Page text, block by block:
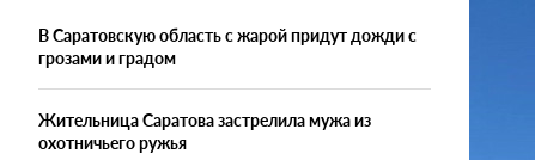
В Саратовскую область с жарой придут дожди с
грозами и градом
Жительница Саратова застрелила мужа из
охотничьего ружья